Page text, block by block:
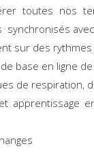
toutes nos
sur des
base en ligne
de respiration,
apprentissage